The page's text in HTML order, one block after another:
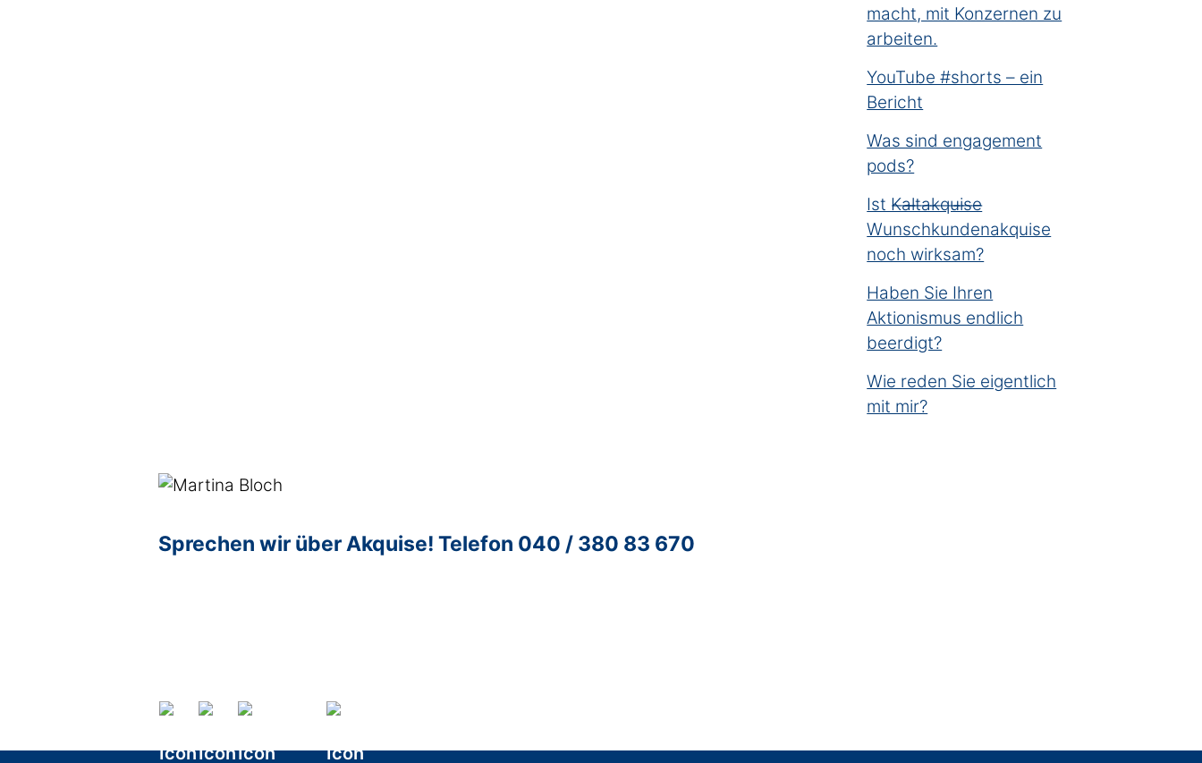
macht, mit Konzernen zu
arbeiten.
YouTube #shorts – ein
Bericht
Was sind engagement
pods?
Ist K̶a̶l̶t̶a̶k̶q̶u̶i̶s̶e̶
Wunschkundenakquise
noch wirksam?
Haben Sie Ihren
Aktionismus endlich
beerdigt?
Wie reden Sie eigentlich
mit mir?
Sprechen wir über Akquise! Telefon 040 / 380 83 670